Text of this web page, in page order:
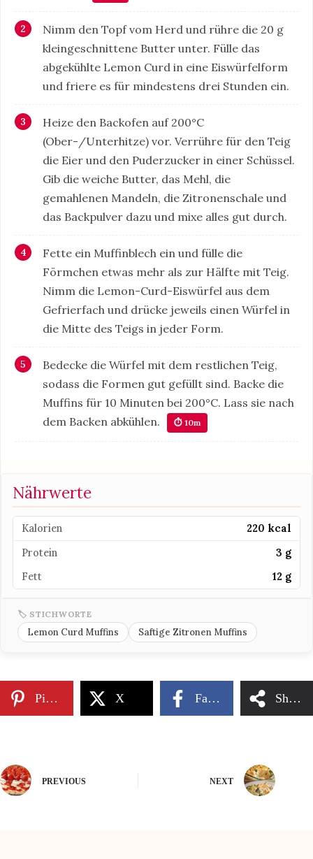
Nimm den Topf vom Herd und rühre die 20 g
kleingeschnittene Butter unter. Fülle das
abgekühlte Lemon Curd in eine Eiswürfelform
und friere es für mindestens drei Stunden ein.
Heize den Backofen auf 200°C
(Ober-/Unterhitze) vor. Verrühre für den Teig
die Eier und den Puderzucker in einer Schüssel.
Gib die weiche Butter, das Mehl, die
gemahlenen Mandeln, die Zitronenschale und
das Backpulver dazu und mixe alles gut durch.
Fette ein Muffinblech ein und fülle die
Förmchen etwas mehr als zur Hälfte mit Teig.
Nimm die Lemon-Curd-Eiswürfel aus dem
Gefrierfach und drücke jeweils einen Würfel in
die Mitte des Teigs in jeder Form.
Bedecke die Würfel mit dem restlichen Teig,
sodass die Formen gut gefüllt sind. Backe die
Muffins für 10 Minuten bei 200°C. Lass sie nach
dem Backen abkühlen.
⏱ 10m
Nährwerte
Kalorien
220 kcal
Protein
3 g
Fett
12 g
🏷 STICHWORTE
Lemon Curd Muffins Saftige Zitronen Muffins
Pinterest X Facebook Share
PREVIOUS NEXT